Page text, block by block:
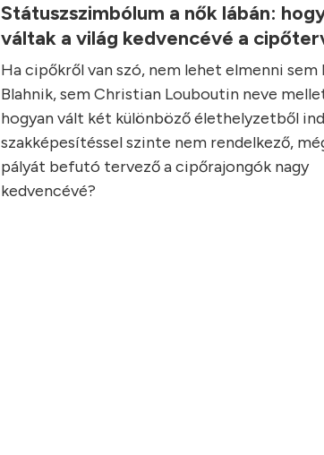
Státuszszimbólum a nők lábán:
váltak a világ kedvencévé a
Ha cipőkről van szó, nem lehet elmenni sem
Blahnik, sem Christian Louboutin neve
hogyan vált két különböző élethelyzetből
szakképesítéssel szinte nem rendelkező,
pályát befutó tervező a cipőrajongók nagy
kedvencévé?